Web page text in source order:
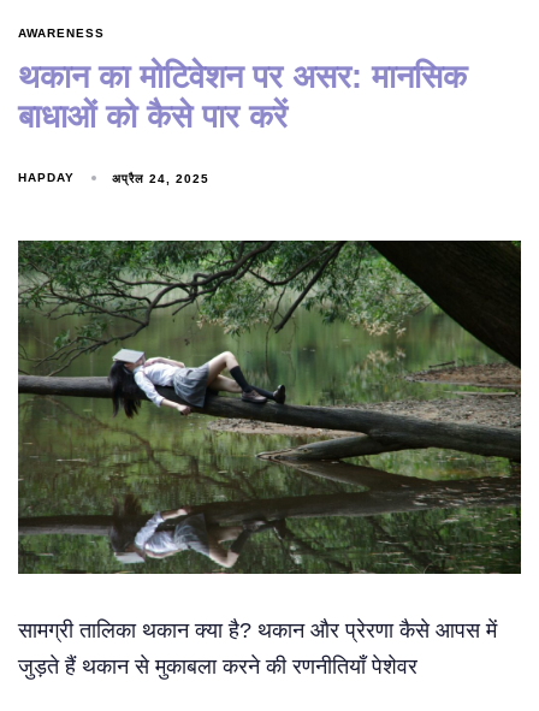
AWARENESS
थकान का मोटिवेशन पर असर: मानसिक
बाधाओं को कैसे पार करें
HAPDAY अप्रैल 24, 2025
सामग्री तालिका थकान क्या है? थकान और प्रेरणा कैसे आपस में
जुड़ते हैं थकान से मुकाबला करने की रणनीतियाँ पेशेवर